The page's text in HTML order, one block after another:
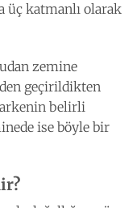
üç katmanlı olarak
zemine
geçirildikten
belirli
ise böyle bir